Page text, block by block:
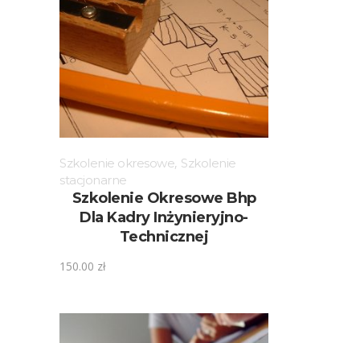
Szkolenie okresowe, Szkolenie
stacjonarne
Szkolenie Okresowe Bhp
Dla Kadry Inżynieryjno-
Technicznej
150.00 zł